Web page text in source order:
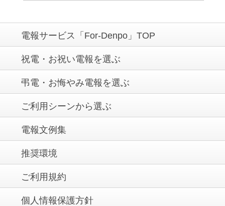
電報サービス「For-Denpo」TOP
祝電・お祝い電報を選ぶ
弔電・お悔やみ電報を選ぶ
ご利用シーンから選ぶ
電報文例集
推奨環境
ご利用規約
個人情報保護方針